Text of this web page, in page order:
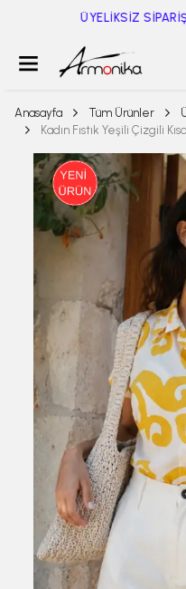
ÜYELİKSİZ
Anasayfa Tüm Ürünler
Kadın Fıstık Yeşili Çizgili